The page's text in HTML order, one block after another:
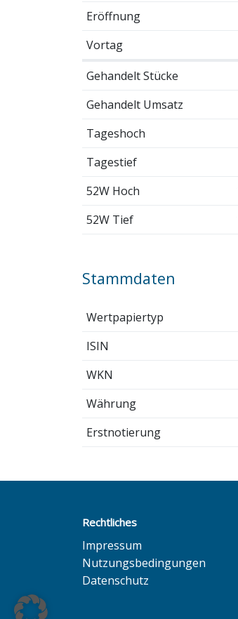
Eröffnung
Vortag
Gehandelt Stücke
Gehandelt Umsatz
Tageshoch
Tagestief
52W Hoch
52W Tief
Stammdaten
Wertpapiertyp
ISIN
WKN
Währung
Erstnotierung
Rechtliches
Impressum
Nutzungsbedingungen
Datenschutz